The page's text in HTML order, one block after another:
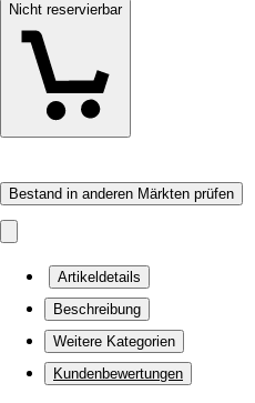
Nicht reservierbar
Bestand in anderen Märkten prüfen
Artikeldetails
Beschreibung
Weitere Kategorien
Kundenbewertungen